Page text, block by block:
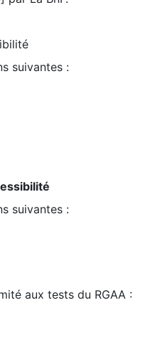
suivantes :
suivantes :
aux tests du RGAA :